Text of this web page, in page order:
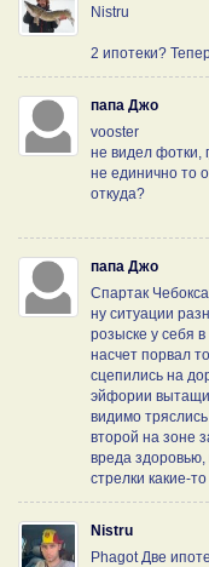
Nistru
2 ипотеки?
папа Джо
vooster
не видел фотки,
не единично то
откуда?
папа Джо
Спартак
ну ситуации
розыске у себя
насчет порвал
сцепились на
эйфории
видимо
второй на зоне
вреда
стрелки какие-
Nistru
Phagot Две